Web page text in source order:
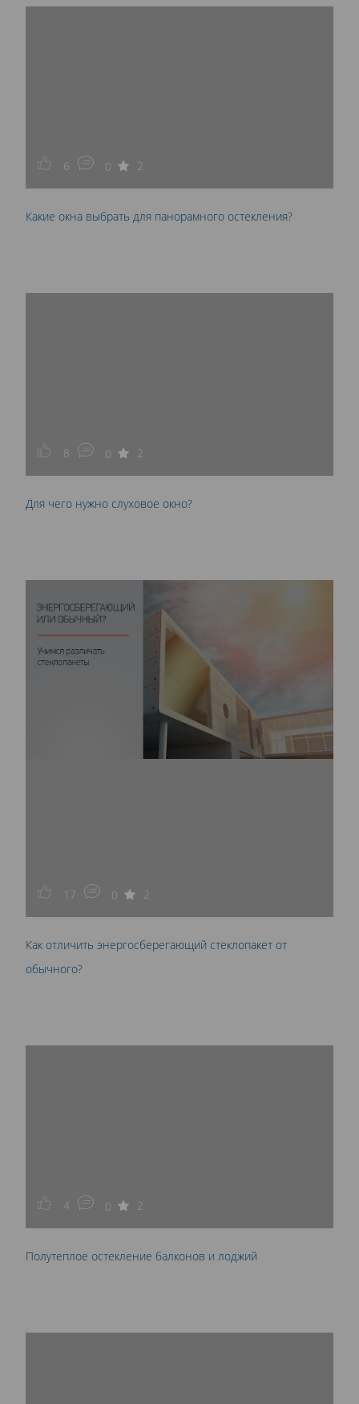
6 0 2
Какие окна выбрать для панорамного остекления?
8 0 2
Для чего нужно слуховое окно?
17 0 2
Как отличить энергосберегающий стеклопакет от
обычного?
4 0 2
Полутеплое остекление балконов и лоджий